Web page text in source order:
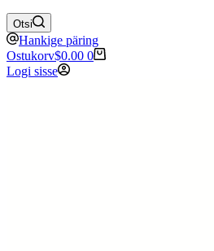
Otsi
Hankige päring
Ostukorv$0.00 0
Logi sisse